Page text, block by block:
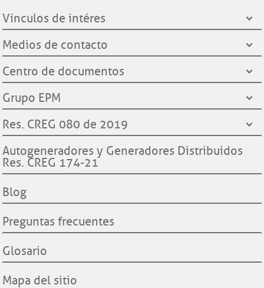
Vínculos de intéres
Presidencia de la República
Ministerio de Minas y Energía
Grupo EPM
Gobernación de Santander
Contraloría General de Medellín
Contraloría General de la República
Procuraduría General de la Nación
Superintendencia de Servicios Públicos Domiciliarios SSP
Comisión Regulación de Energía y Gas CREG
Medios de contacto
Líneas de servicio al cliente
Oficinas de atención al cliente
Línea Transparente
Centro de documentos
Notificación por aviso
Ley de protección de datos
Transparencia y accesos a información pública
Derechos y deberes clientes y usuarios ESSA
Grupo EPM
¿Quiénes somos?
Hechos históricos
Proyecto hidroeléctrico Ituango
Filiales nacionales
Filiales internacionales
Res. CREG 080 de 2019
Declaración de cumplimiento reglas de comportamiento
Procedimientos cambio de comercializador y conexión a la
red.
Autogeneradores y Generadores Distribuidos
Res. CREG 174-21
Blog
Preguntas frecuentes
Glosario
Mapa del sitio